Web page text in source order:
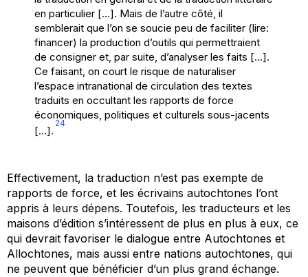
en particulier […]. Mais de l’autre côté, il
semblerait que l’on se soucie peu de faciliter (lire:
financer) la production d’outils qui permettraient
de consigner et, par suite, d’analyser les faits […].
Ce faisant, on court le risque de naturaliser
l’espace intranational de circulation des textes
traduits en occultant les rapports de force
économiques, politiques et culturels sous-jacents
[…].
24
Effectivement, la traduction n’est pas exempte de
rapports de force, et les écrivains autochtones l’ont
appris à leurs dépens. Toutefois, les traducteurs et les
maisons d’édition s’intéressent de plus en plus à eux, ce
qui devrait favoriser le dialogue entre Autochtones et
Allochtones, mais aussi entre nations autochtones, qui
ne peuvent que bénéficier d’un plus grand échange.